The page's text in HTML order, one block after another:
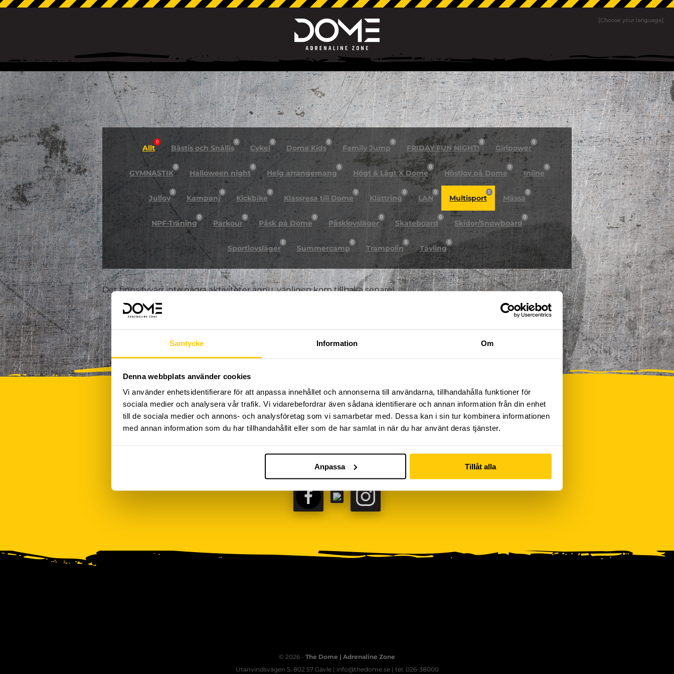
Samtycke Information Om
Denna webbplats använder cookies
Vi använder enhetsidentifierare för att anpassa innehållet och annonserna till användarna, tillhandahålla funktioner för
sociala medier och analysera vår trafik. Vi vidarebefordrar även sådana identifierare och annan information från din enhet
till de sociala medier och annons- och analysföretag som vi samarbetar med. Dessa kan i sin tur kombinera informationen
med annan information som du har tillhandahållit eller som de har samlat in när du har använt deras tjänster.
Anpassa Tillåt alla
[Choose your language]
Allt
0
Bästis och Snällis
0
Cykel
0
Dome Kids
0
Family Jump
0
FRIDAY FUN NIGHT!
0
Girlpower
0
GYMNASTIK
0
Halloween night
0
Helg arrangemang
0
Högt & Lågt X Dome
0
Höstlov på Dome
0
Inline
0
Jullov
0
Kampanj
0
Kickbike
0
Klassresa till Dome
0
Klättring
0
LAN
0
Multisport
0
Mässa
0
NPF-Träning
0
Parkour
0
Påsk på Dome
0
Påsklovsläger
0
Skateboard
0
Skidor/Snowboard
0
Sportlovsläger
0
Summercamp
0
Trampolin
0
Tävling
0
Det finns tyvärr inte några aktiviteter ännu, vänligen kom tillbaka senare!
FÖLJ OSS PÅ SOCIALA MEDIER
FACEBOOKTIKTOK
© 2026 - The Dome | Adrenaline Zone
Utanvindsvägen 5, 802 57 Gävle | info@thedome.se | tel. 026-38000